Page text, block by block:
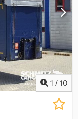
1 / 10